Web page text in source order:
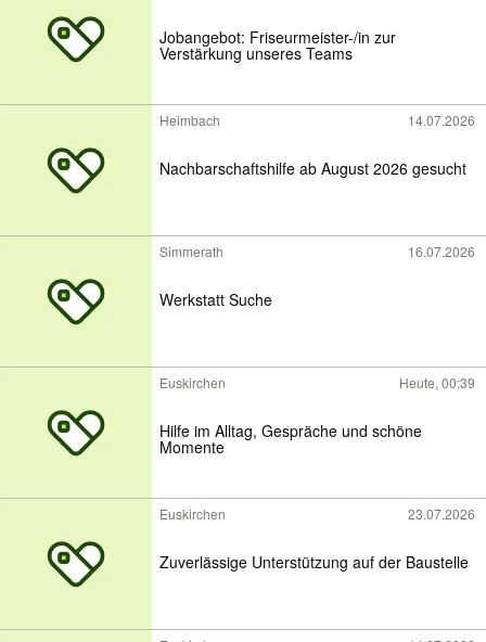
Jobangebot: Friseurmeister-/in zur
Verstärkung unseres Teams
Heimbach 14.07.2026
Nachbarschaftshilfe ab August 2026 gesucht
Simmerath 16.07.2026
Werkstatt Suche
Euskirchen Heute, 00:39
Hilfe im Alltag, Gespräche und schöne
Momente
Euskirchen 23.07.2026
Zuverlässige Unterstützung auf der Baustelle